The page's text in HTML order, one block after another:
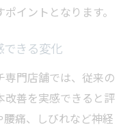
イントとなります。
できる変化
専門店舗では、従来の
改善を実感できると評
痛、しびれなど神経